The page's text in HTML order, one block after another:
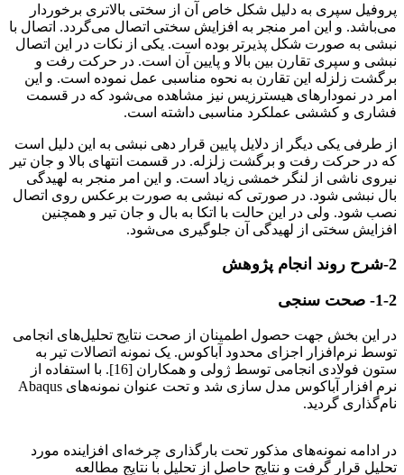
پروفیل سپری به دلیل شکل خاص آن از سختی بالاتری برخوردار
می‌باشد. و این امر منجر به افزایش سختی اتصال می‌گردد. اتصال با
نبشی به صورت شکل پذیرتر بوده است. یکی از نکات در این اتصال
نبشی و سپری تقارن بین بالا و پایین آن است. در حرکت رفت و
برگشت زلزله‌ این تقارن به نحوه مناسبی عمل نموده است. و این
امر در نمودارهای هیسترزیس نیز مشاهده می‌شود که در قسمت
فشاری و کششی عملکرد مناسبی داشته است.
از طرفی یکی دیگر از دلایل پایین قرار دهی نبشی به این دلیل است
که در حرکت رفت و برگشت زلزله. در قسمت انتهای بالا و جان تیر
نیروی ناشی از لنگر خمشی زیاد است. و این امر منجر به لهیدگی
بال نبشی شود. در صورتی که نبشی به صورت برعکس روی اتصال
نصب شود. ولی در این حالت با اتکا به بال و جان تیر و همچنین
افزایش سختی از لهیدگی آن جلوگیری می‌شود.
2-شرح روند انجام پژوهش
1-2- صحت سنجی
در این بخش جهت حصول اطمینان از صحت نتایج تحلیل‌های انجامی
توسط نرم‌افزار اجزای محدود آباکوس. یک نمونه اتصالات تیر به
ستون فولادی انجامی توسط ژولی و همکاران [16]. با استفاده از
نرم افزار آباکوس مدل سازی شد و تحت عنوان نمونه‌های Abaqus
نام‌گذاری گردید.
در ادامه نمونه‌های مذکور تحت بارگذاری چرخه‌ای افزاینده مورد
تحلیل قرار گرفت و نتایج حاصل از تحلیل با نتایج مطالعه